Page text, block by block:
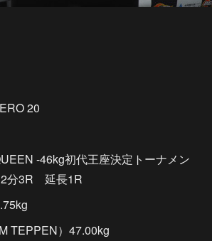
20
-46kg初代王座決定トーナメン
2分3R 延長1R
TEPPEN）47.00kg